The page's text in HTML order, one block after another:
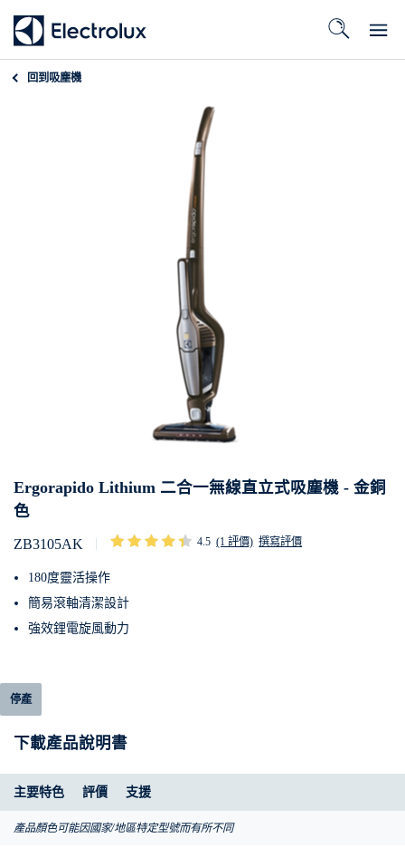
回到吸塵機
Ergorapido Lithium 二合一無線直立式吸塵機 - 金銅
色
ZB3105AK 4.5 (1 評價) 撰寫評價
180度靈活操作
簡易滾軸清潔設計
強效鋰電旋風動力
停產
下載產品說明書
主要特色 評價 支援
產品顏色可能因國家/地區特定型號而有所不同